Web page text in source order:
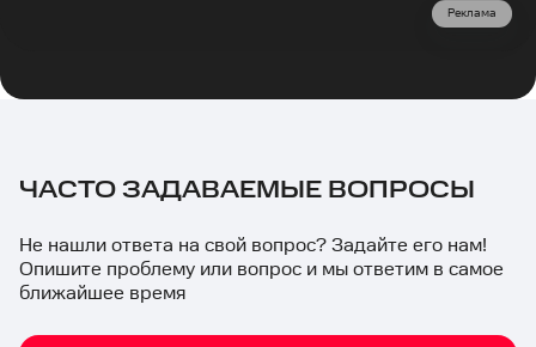
Реклама
ЧАСТО ЗАДАВАЕМЫЕ ВОПРОСЫ
Не нашли ответа на свой вопрос? Задайте его нам!
Опишите проблему или вопрос и мы ответим в самое
ближайшее время